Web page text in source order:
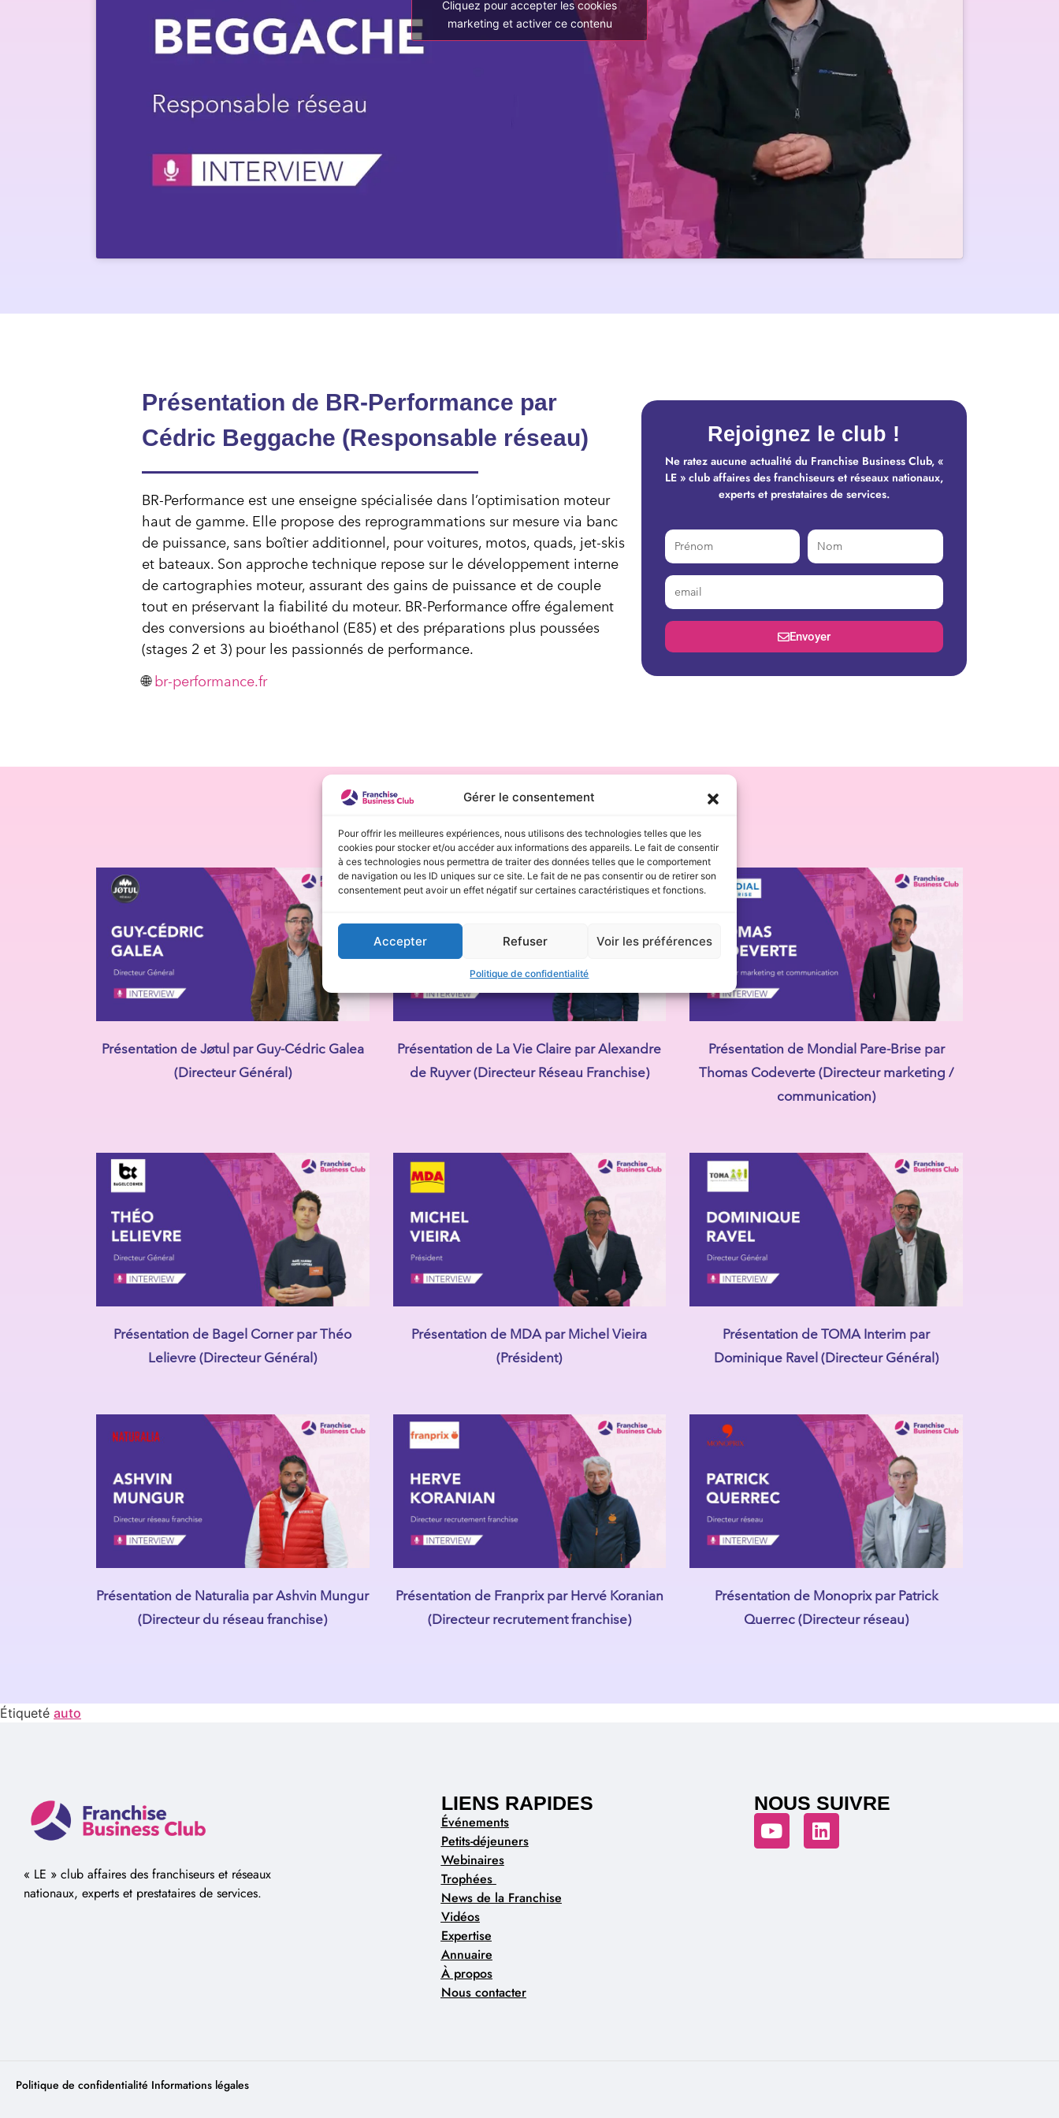
Gérer le consentement
Pour offrir les meilleures expériences, nous utilisons des technologies telles que les
cookies pour stocker et/ou accéder aux informations des appareils. Le fait de consentir
à ces technologies nous permettra de traiter des données telles que le comportement
de navigation ou les ID uniques sur ce site. Le fait de ne pas consentir ou de retirer son
consentement peut avoir un effet négatif sur certaines caractéristiques et fonctions.
Accepter Refuser Voir les préférences
Politique de confidentialité
Cliquez pour accepter les cookies
marketing et activer ce contenu
Rejoignez le club !
Ne ratez aucune actualité du Franchise Business Club, «
LE » club affaires des franchiseurs et réseaux nationaux,
experts et prestataires de services.
Envoyer
Présentation de BR-Performance par
Cédric Beggache (Responsable réseau)
BR-Performance est une enseigne spécialisée dans l’optimisation moteur
haut de gamme. Elle propose des reprogrammations sur mesure via banc
de puissance, sans boîtier additionnel, pour voitures, motos, quads, jet-skis
et bateaux. Son approche technique repose sur le développement interne
de cartographies moteur, assurant des gains de puissance et de couple
tout en préservant la fiabilité du moteur. BR-Performance offre également
des conversions au bioéthanol (E85) et des préparations plus poussées
(stages 2 et 3) pour les passionnés de performance.
🌐br-performance.fr
Découvrez nos autres interviews
Présentation de Jøtul par Guy-Cédric Galea
(Directeur Général)
Présentation de La Vie Claire par Alexandre
de Ruyver (Directeur Réseau Franchise)
Présentation de Mondial Pare-Brise par
Thomas Codeverte (Directeur marketing /
communication)
Présentation de Bagel Corner par Théo
Lelievre (Directeur Général)
Présentation de MDA par Michel Vieira
(Président)
Présentation de TOMA Interim par
Dominique Ravel (Directeur Général)
Présentation de Naturalia par Ashvin Mungur
(Directeur du réseau franchise)
Présentation de Franprix par Hervé Koranian
(Directeur recrutement franchise)
Présentation de Monoprix par Patrick
Querrec (Directeur réseau)
Étiqueté auto
« LE » club affaires des franchiseurs et réseaux
nationaux, experts et prestataires de services.
LIENS RAPIDES
Événements
Petits-déjeuners
Webinaires
Trophées
News de la Franchise
Vidéos
Expertise
Annuaire
À propos
Nous contacter
NOUS SUIVRE
Politique de confidentialité Informations légales